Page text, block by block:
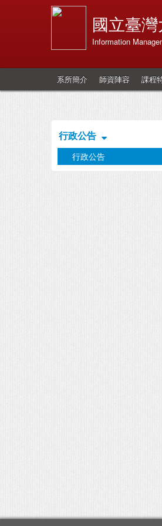
國立臺
Information
系所簡介 師資陣容 課程
行政公告
行政公告